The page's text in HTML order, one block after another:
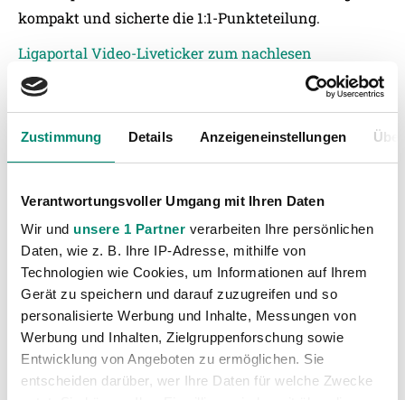
Zustimmung Details Anzeigeneinstellungen
Verantwortungsvoller Umgang mit Ihren Daten
Wir und unsere 1 Partner verarbeiten Ihre persönlichen
Daten, wie z. B. Ihre IP-Adresse, mithilfe von
Technologien wie Cookies, um Informationen auf Ihrem
Gerät zu speichern und darauf zuzugreifen und so
personalisierte Werbung und Inhalte, Messungen von
Werbung und Inhalten, Zielgruppenforschung sowie
Entwicklung von Angeboten zu ermöglichen. Sie
entscheiden darüber, wer Ihre Daten für welche Zwecke
kompakt und sicherte die 1:1-Punkteteilung.
Ligaportal Video-Liveticker zum nachlesen